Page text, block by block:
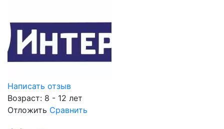
Написать отзыв
Возраст: 8 - 12 лет
Отложить Сравнить